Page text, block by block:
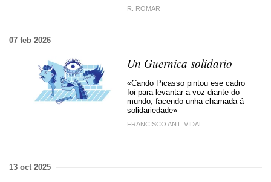
R. ROMAR
07 feb 2026
Un Guernica solidario
«Cando Picasso pintou ese cadro
foi para levantar a voz diante do
mundo, facendo unha chamada á
solidariedade»
FRANCISCO ANT. VIDAL
13 oct 2025